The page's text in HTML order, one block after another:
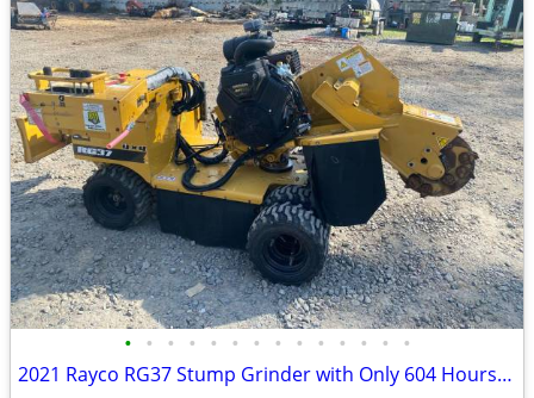
• • • • • • • • • • • • • •
2021 Rayco RG37 Stump Grinder with Only 604 Hours!!! #4965